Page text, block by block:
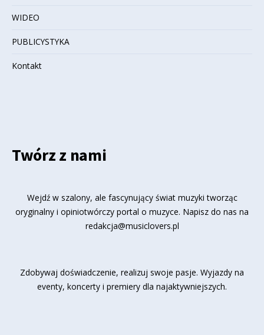
WIDEO
PUBLICYSTYKA
Kontakt
Twórz z nami
Wejdź w szalony, ale fascynujący świat muzyki tworząc
oryginalny i opiniotwórczy portal o muzyce. Napisz do nas na
redakcja@musiclovers.pl
Zdobywaj doświadczenie, realizuj swoje pasje. Wyjazdy na
eventy, koncerty i premiery dla najaktywniejszych.